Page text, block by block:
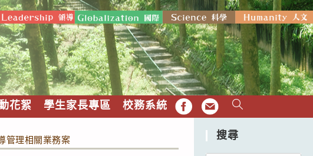
花絮 學生家長專區 校務系統 FB EMAIL
管理相關業務案 搜尋